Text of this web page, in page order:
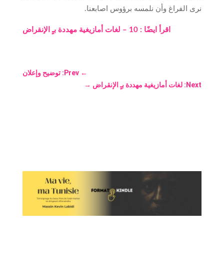
نرى الفراغ وأن نلمسه برؤوس اصابعنا.
اقرأ ايضًا : 10 – لغات أمازيغية مهددة بـٍ الإنقراض
←Prev: توضيح وإعلان
Next: لغات أمازيغية مهددة بـٍ الإنقراض
→